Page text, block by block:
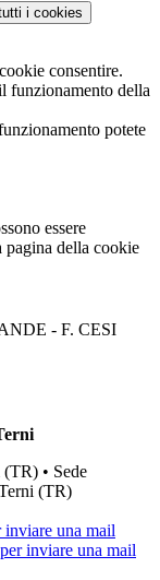
i cookies
consentire.
funzionamento della
potete
essere
pagina della cookie
- F. CESI
• Sede
(TR)
una mail
inviare una mail